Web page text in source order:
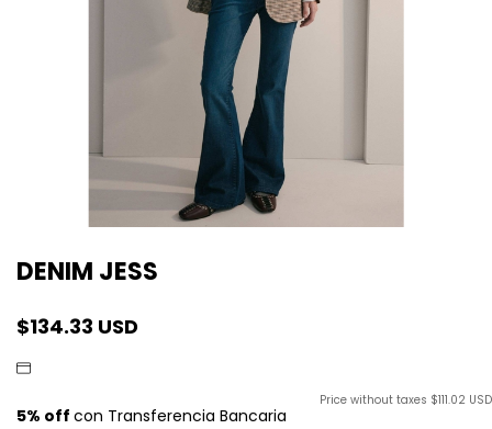
DENIM JESS
$134.33 USD
Price without taxes $111.02 USD